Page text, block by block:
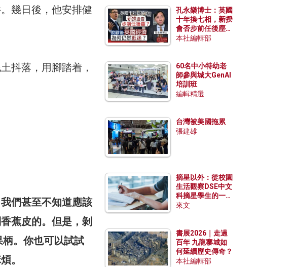
幾日後，他安排健
抖落，用腳踏着，
們甚至不知道應該
蕉皮的。但是，剝
。你也可以試試
。
孔永樂博士：英國
十年換七相，新揆
會否步前任後塵？
脫歐後英國經濟為
本社編輯部
60名中小特幼老
師參與城大GenAI
培訓班
編輯精選
台灣被美國拖累
張建雄
摘星以外：從校園
生活觀察DSE中文
科摘星學生的一點
特質
來文
書展2026｜走過
百年 九龍寨城如
何延續歷史傳奇？
本社編輯部